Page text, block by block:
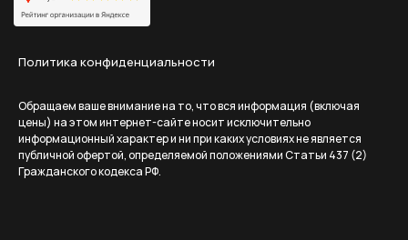
Политика конфиденциальности
Обращаем ваше внимание на то, что вся информация (включая
цены) на этом интернет-сайте носит исключительно
информационный характер и ни при каких условиях не является
публичной офертой, определяемой положениями Статьи 437 (2)
Гражданского кодекса РФ.